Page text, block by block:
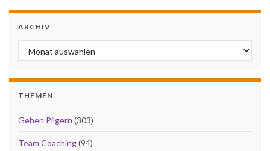
ARCHIV
Archiv
THEMEN
Gehen Pilgern (303)
Team Coaching(94)